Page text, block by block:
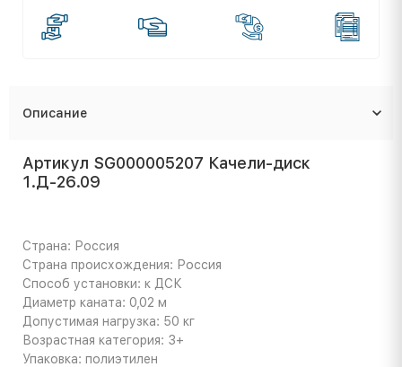
Описание
Артикул SG000005207 Качели-диск
1.Д-26.09
Страна: Россия
Страна происхождения: Россия
Способ установки: к ДСК
Диаметр каната: 0,02 м
Допустимая нагрузка: 50 кг
Возрастная категория: 3+
Упаковка: полиэтилен